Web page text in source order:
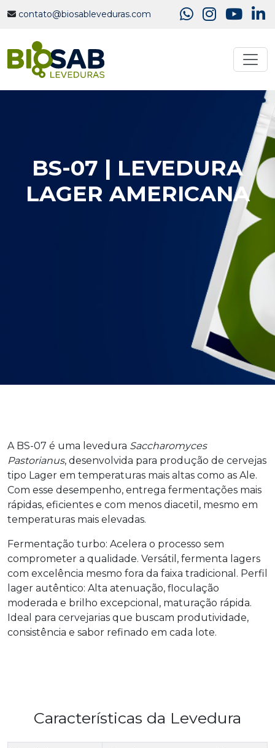
contato@biosableveduras.com
BS-07 | LEVEDURA
LAGER AMERICANA
A BS-07 é uma levedura Saccharomyces
Pastorianus, desenvolvida para produção de cervejas
tipo Lager em temperaturas mais altas como as Ale.
Com esse desempenho, entrega fermentações mais
rápidas, eficientes e com menos diacetil, mesmo em
temperaturas mais elevadas.
Fermentação turbo: Acelera o processo sem
comprometer a qualidade. Versátil, fermenta lagers
com excelência mesmo fora da faixa tradicional. Perfil
lager autêntico: Alta atenuação, floculação
moderada e brilho excepcional, maturação rápida.
Ideal para cervejarias que buscam produtividade,
consistência e sabor refinado em cada lote.
Características da Levedura